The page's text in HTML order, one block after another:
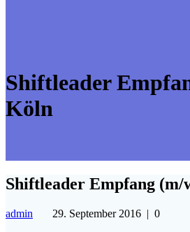
Shiftleader
Köln
Shiftleader Empfang (m/
admin 29. September 2016 | 0